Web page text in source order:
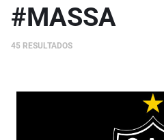
#MASSA
45 RESULTADOS